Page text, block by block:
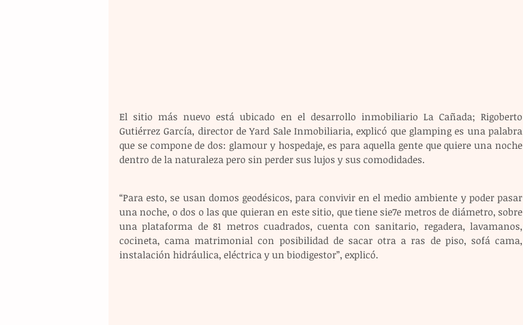
El sitio más nuevo está ubicado en el desarrollo inmobiliario La Cañada; Rigoberto
Gutiérrez García, director de Yard Sale Inmobiliaria, explicó que glamping es una palabra
que se compone de dos: glamour y hospedaje, es para aquella gente que quiere una noche
dentro de la naturaleza pero sin perder sus lujos y sus comodidades.
“Para esto, se usan domos geodésicos, para convivir en el medio ambiente y poder pasar
una noche, o dos o las que quieran en este sitio, que tiene sie7e metros de diámetro, sobre
una plataforma de 81 metros cuadrados, cuenta con sanitario, regadera, lavamanos,
cocineta, cama matrimonial con posibilidad de sacar otra a ras de piso, sofá cama,
instalación hidráulica, eléctrica y un biodigestor”, explicó.